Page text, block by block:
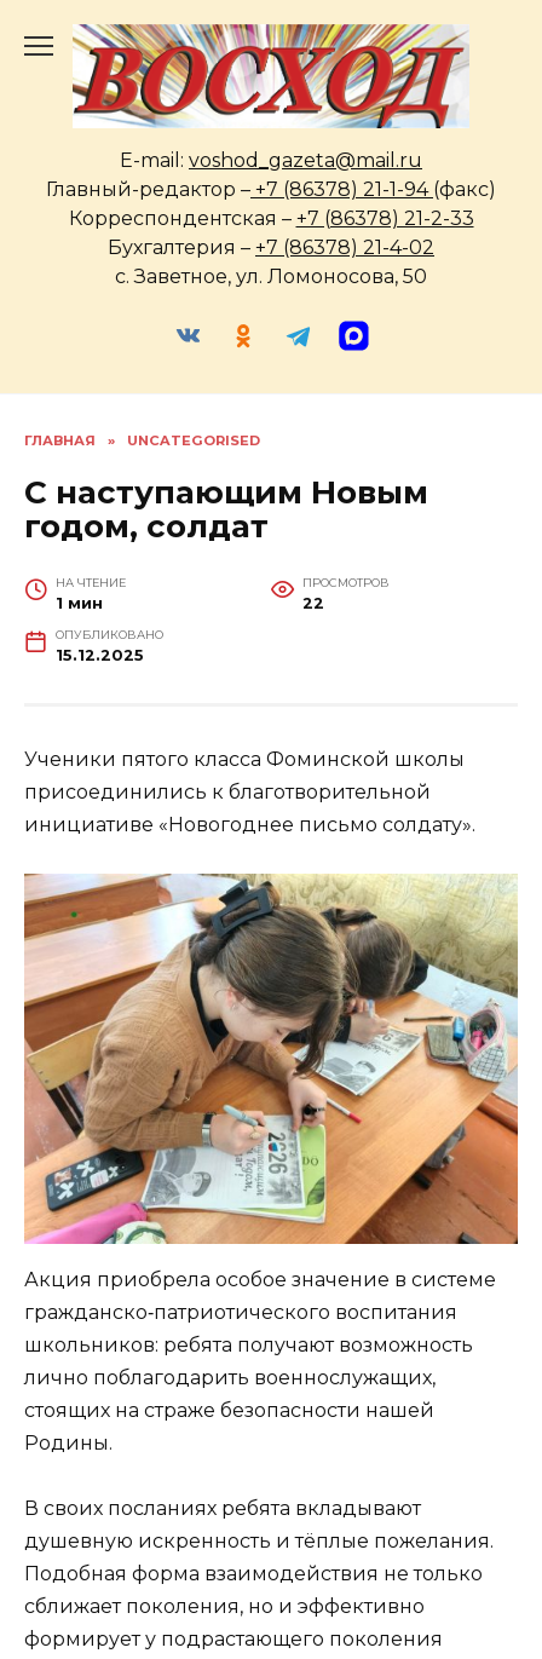
содержанию
E-mail: voshod_gazeta@mail.ru
Главный-редактор – +7 (86378) 21-1-94 (факс)
Корреспондентская – +7 (86378) 21-2-33
Бухгалтерия – +7 (86378) 21-4-02
с. Заветное, ул. Ломоносова, 50
ГЛАВНАЯ » UNCATEGORISED
С наступающим Новым
годом, солдат
НА ЧТЕНИЕ
1 мин
ПРОСМОТРОВ
22
ОПУБЛИКОВАНО
15.12.2025
Ученики пятого класса Фоминской школы
присоединились к благотворительной
инициативе «Новогоднее письмо солдату».
Акция приобрела особое значение в системе
гражданско‑патриотического воспитания
школьников: ребята получают возможность
лично поблагодарить военнослужащих,
стоящих на страже безопасности нашей
Родины.
В своих посланиях ребята вкладывают
душевную искренность и тёплые пожелания.
Подобная форма взаимодействия не только
сближает поколения, но и эффективно
формирует у подрастающего поколения